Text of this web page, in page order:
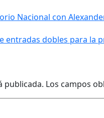
Nacional con
entradas dobles para la
publicada. Los campos